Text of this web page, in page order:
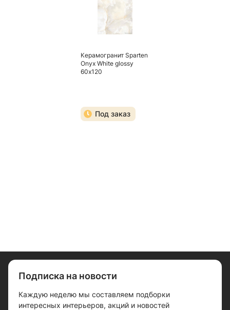
Керамогранит Sparten
Onyx White glossy
60х120
Под заказ
Подписка на новости
Каждую неделю мы составляем подборки
интересных интерьеров, акций и новостей